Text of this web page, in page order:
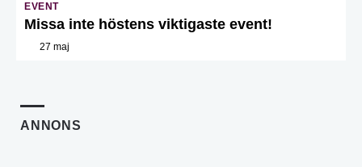
EVENT
Missa inte höstens viktigaste event!
27 maj
ANNONS